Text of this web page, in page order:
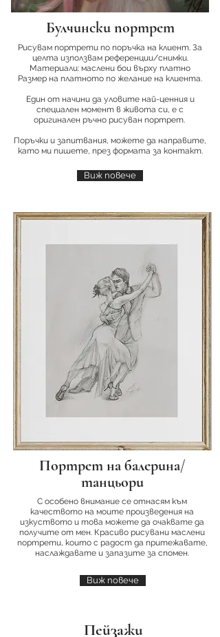
Булчински портрет
Рисувам портрети по поръчка на клиент. За
целта използвам референции/снимки.
Материали: маслени бои върху платно
Размер на платното по желание на клиента.
Един от начини да уловите най-ценния и
специален момент в живота си, е с
оригинален ръчно рисуван портрет.
Поръчки и запитвания, можете да направите,
като ми пишете, през формата за контакт.
Виж повече
Портрет на балерина/
танцьори
С особено внимание се отнасям към
качеството на моите произведения на
изкуството и това можете да очаквате да
получите от мен. Красиво рисувани маслени
портрети, които с радост да притежавате,
наслаждавате и запазите за спомен.
Виж повече
Пейзажи